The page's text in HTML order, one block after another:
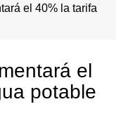
el 40% la tarifa
el
potable